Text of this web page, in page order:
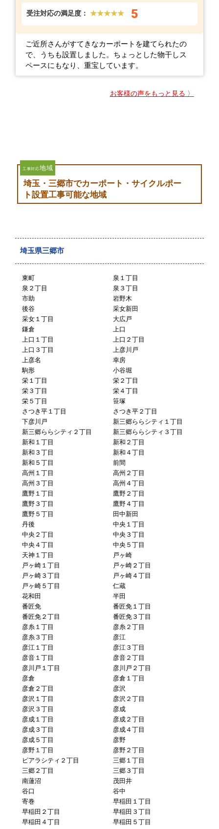
受注対応の満足度： ★★★★★ 5
ご近所さんがすてきなカーポートを建てられたの
で、うちも設置しました。ちょっとした物干しス
ペースにもなり、重宝しています。
お客様の声をもっと見る 〉
工事対応地域
埼玉・三郷市でカーポート・サイクルポー
ト設置工事可能な地域
埼玉県三郷市
東町
泉１丁目
泉２丁目
泉３丁目
市助
岩野木
後谷
采女新田
采女１丁目
大広戸
鎌倉
上口
上口１丁目
上口２丁目
上口３丁目
上彦川戸
上彦名
幸房
駒形
小谷堀
栄１丁目
栄２丁目
栄３丁目
栄４丁目
栄５丁目
笹塚
さつき平１丁目
さつき平２丁目
下彦川戸
新三郷ららシティ１丁目
新三郷ららシティ２丁目
新三郷ららシティ３丁目
新和１丁目
新和２丁目
新和３丁目
新和４丁目
新和５丁目
前間
高州１丁目
高州２丁目
高州３丁目
高州４丁目
鷹野１丁目
鷹野２丁目
鷹野３丁目
鷹野４丁目
鷹野５丁目
田中新田
丹後
中央１丁目
中央２丁目
中央３丁目
中央４丁目
中央５丁目
天神１丁目
戸ヶ崎
戸ヶ崎１丁目
戸ヶ崎２丁目
戸ヶ崎３丁目
戸ヶ崎４丁目
戸ヶ崎５丁目
仁蔵
花和田
半田
番匠免
番匠免１丁目
番匠免２丁目
番匠免３丁目
彦糸１丁目
彦糸２丁目
彦糸３丁目
彦江
彦江１丁目
彦江３丁目
彦音１丁目
彦音２丁目
彦川戸１丁目
彦川戸２丁目
彦倉
彦倉１丁目
彦倉２丁目
彦沢
彦沢１丁目
彦沢２丁目
彦沢３丁目
彦成
彦成１丁目
彦成２丁目
彦成３丁目
彦成４丁目
彦成５丁目
彦野
彦野１丁目
彦野２丁目
ピアラシティ２丁目
三郷１丁目
三郷２丁目
三郷３丁目
南蓮沼
茂田井
谷口
谷中
寄巻
早稲田１丁目
早稲田２丁目
早稲田３丁目
早稲田４丁目
早稲田５丁目